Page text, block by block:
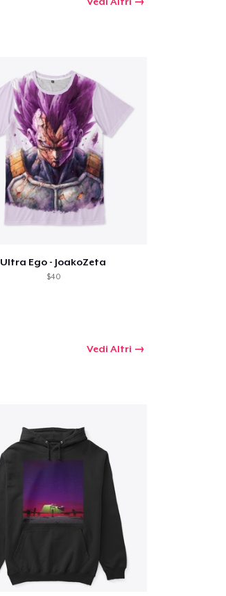
Ultra Ego - JoakoZeta
$40
Vedi Altri